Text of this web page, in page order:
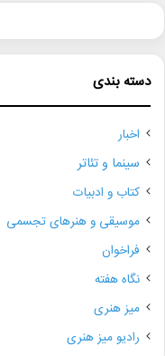
دسته بندی
اخبار
سینما و تئاتر
کتاب و ادبیات
موسیقی و هنرهای تجسمی
فراخوان
نگاه هفته
میز هنری
رادیو میز هنری